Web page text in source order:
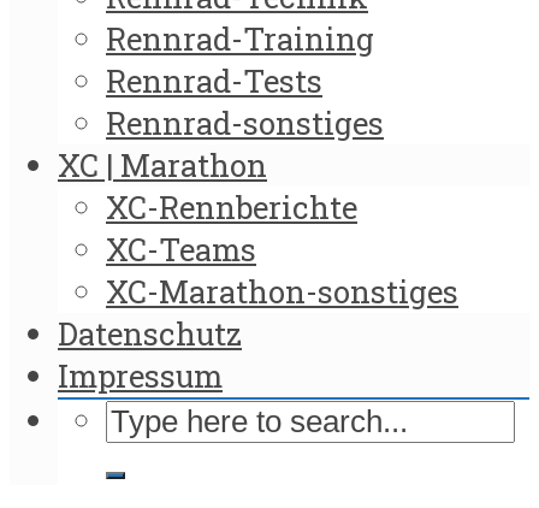
Rennrad-Training
Rennrad-Tests
Rennrad-sonstiges
XC | Marathon
XC-Rennberichte
XC-Teams
XC-Marathon-sonstiges
Datenschutz
Impressum